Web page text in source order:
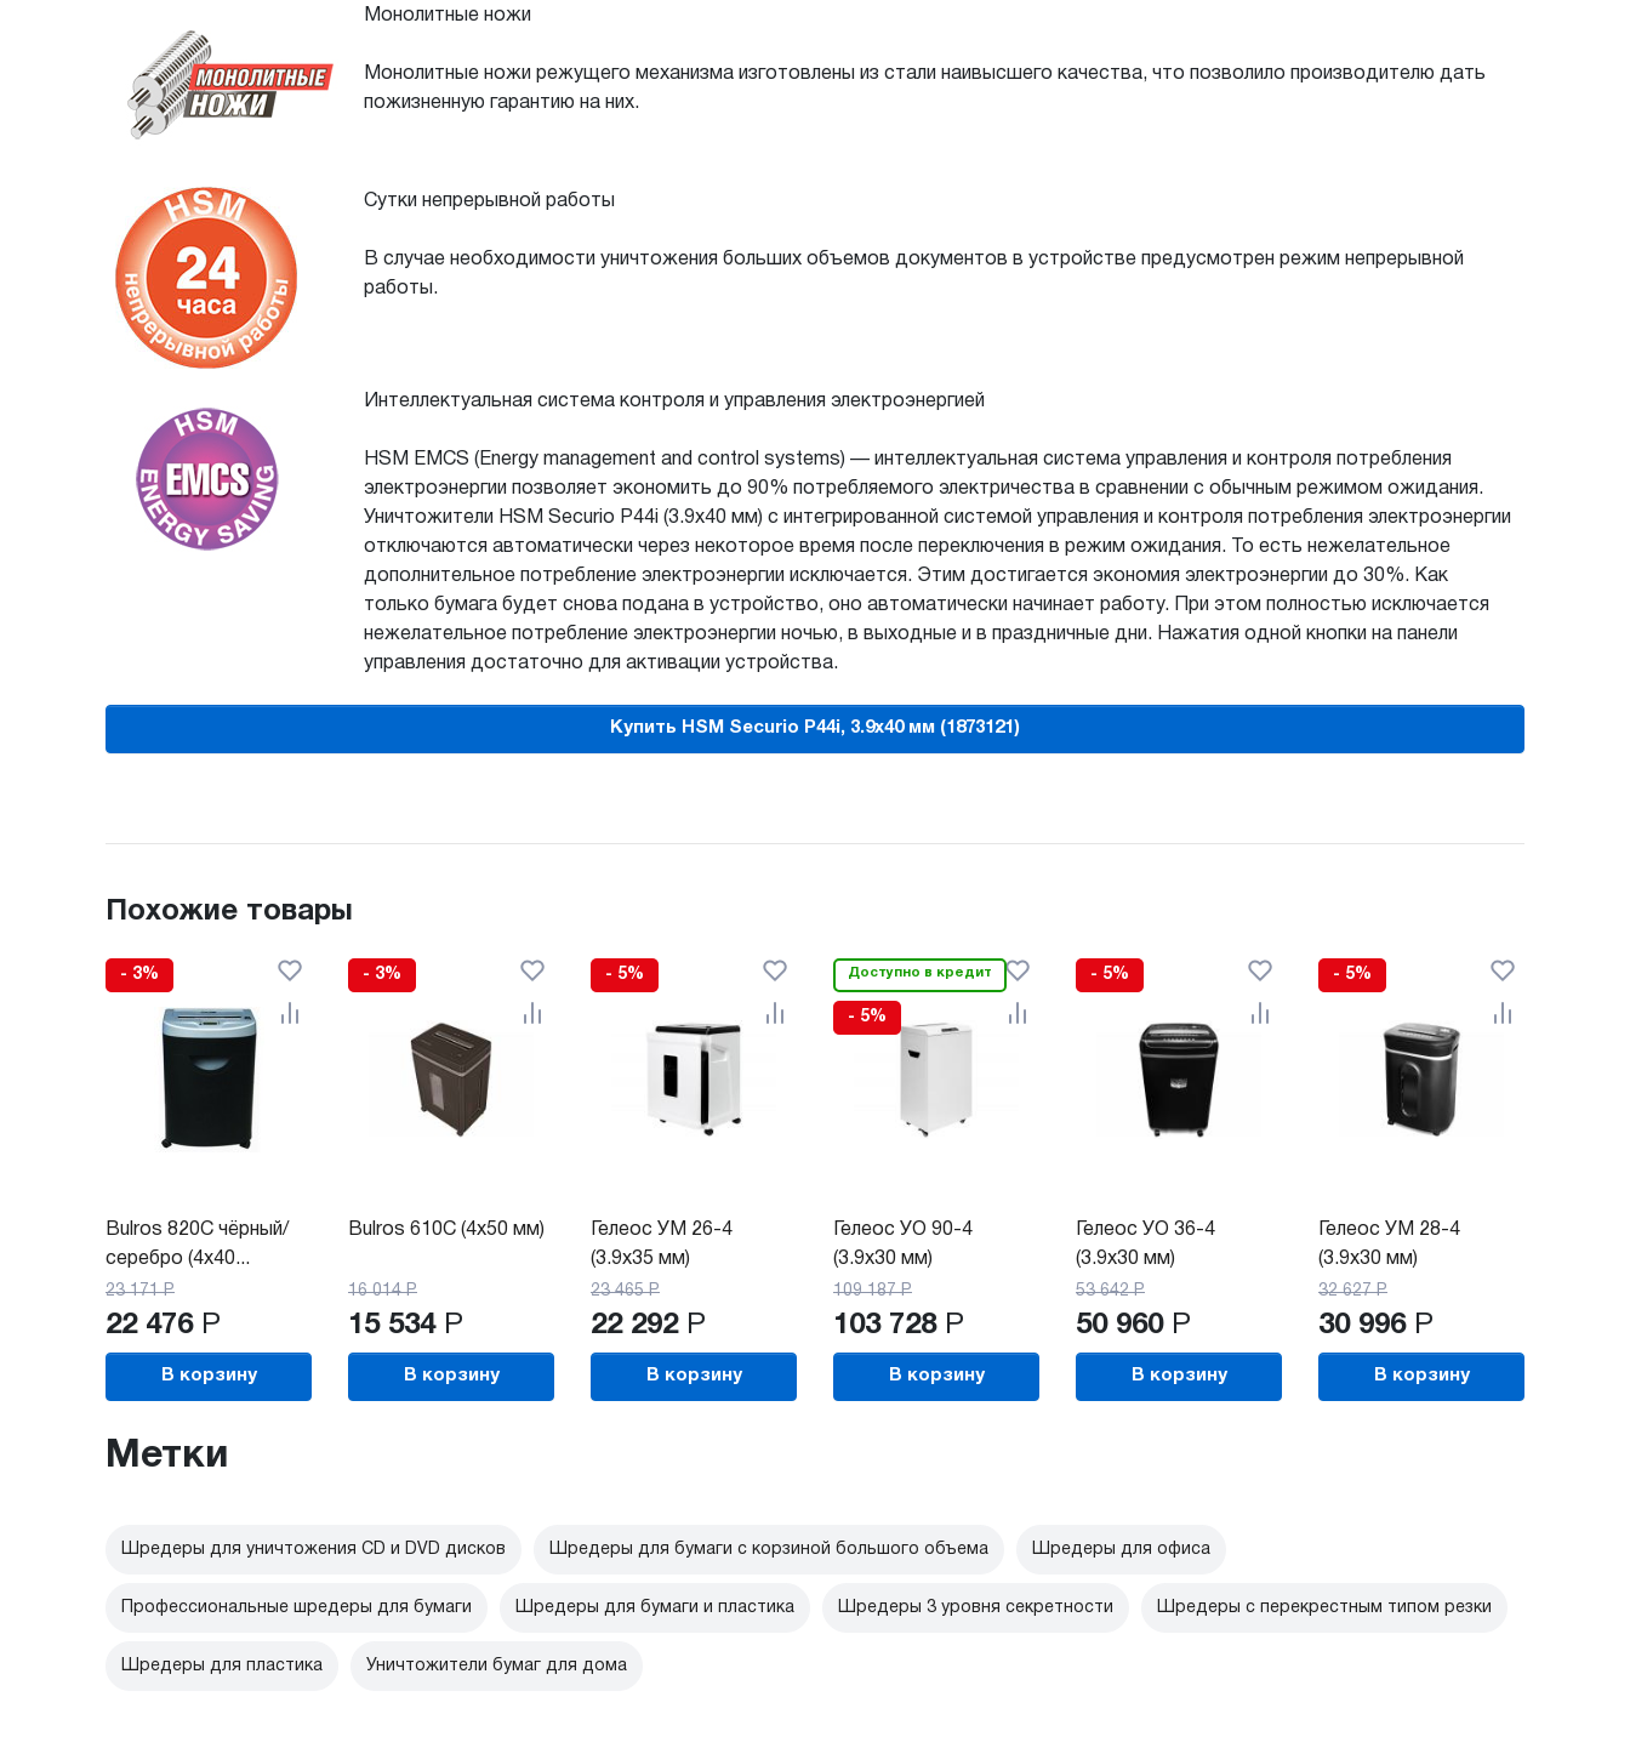
Монолитные ножи
Монолитные ножи режущего механизма изготовлены из стали наивысшего качества, что позволило производителю дать
пожизненную гарантию на них.
Сутки непрерывной работы
В случае необходимости уничтожения больших объемов документов в устройстве предусмотрен режим непрерывной
работы.
Интеллектуальная система контроля и управления электроэнергией
HSM EMCS (Energy management and control systems) — интеллектуальная система управления и контроля потребления
электроэнергии позволяет экономить до 90% потребляемого электричества в сравнении с обычным режимом ожидания.
Уничтожители HSM Securio P44i (3.9x40 мм) с интегрирован­ной системой управления и контроля потребления электроэнергии
отключаются автоматически через некоторое время после переключения в режим ожидания. То есть нежелательное
дополнительное потребление электроэнергии исключается. Этим достигается экономия электроэнергии до 30%. Как
только бумага будет снова подана в устройство, оно автоматически начинает работу. При этом полностью исключается
нежелательное потребление электроэнергии ночью, в выходные и в праздничные дни. Нажатия одной кнопки на панели
управления достаточно для активации устройства.
Купить HSM Securio P44i, 3.9x40 мм (1873121)
Похожие товары
- 3%
Bulros 820C чёрный/
серебро (4x40...
23 171 Р
22 476 Р
В корзину
- 3%
Bulros 610C (4x50 мм)
16 014 Р
15 534 Р
В корзину
- 5%
Гелеос УМ 26-4
(3.9x35 мм)
23 465 Р
22 292 Р
В корзину
Доступно в кредит
- 5%
Гелеос УО 90-4
(3.9х30 мм)
109 187 Р
103 728 Р
В корзину
- 5%
Гелеос УО 36-4
(3.9x30 мм)
53 642 Р
50 960 Р
В корзину
- 5%
Гелеос УМ 28-4
(3.9x30 мм)
32 627 Р
30 996 Р
В корзину
Метки
Шредеры для уничтожения CD и DVD дисков Шредеры для бумаги с корзиной большого объема Шредеры для офиса
Профессиональные шредеры для бумаги Шредеры для бумаги и пластика Шредеры 3 уровня секретности Шредеры с перекрестным типом резки
Шредеры для пластика Уничтожители бумаг для дома